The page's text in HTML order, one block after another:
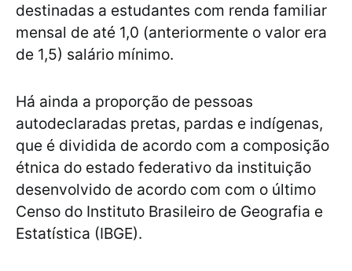
destinadas a estudantes com renda familiar
mensal de até 1,0 (anteriormente o valor era
de 1,5) salário mínimo.
Há ainda a proporção de pessoas
autodeclaradas pretas, pardas e indígenas,
que é dividida de acordo com a composição
étnica do estado federativo da instituição
desenvolvido de acordo com com o último
Censo do Instituto Brasileiro de Geografia e
Estatística (IBGE).